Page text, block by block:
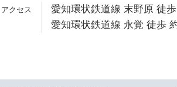
愛知環状鉄道線 末野原 徒
愛知環状鉄道線 永覚 徒歩